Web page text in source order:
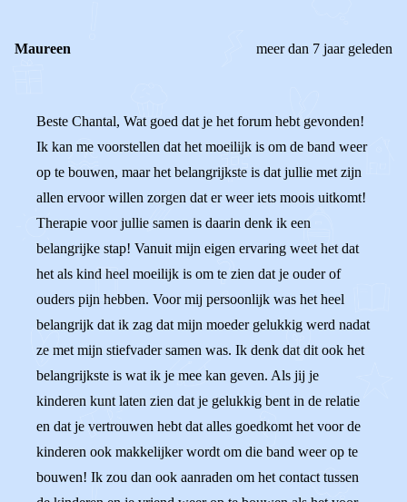
Maureen meer dan 7 jaar geleden
Beste Chantal, Wat goed dat je het forum hebt gevonden!
Ik kan me voorstellen dat het moeilijk is om de band weer
op te bouwen, maar het belangrijkste is dat jullie met zijn
allen ervoor willen zorgen dat er weer iets moois uitkomt!
Therapie voor jullie samen is daarin denk ik een
belangrijke stap! Vanuit mijn eigen ervaring weet het dat
het als kind heel moeilijk is om te zien dat je ouder of
ouders pijn hebben. Voor mij persoonlijk was het heel
belangrijk dat ik zag dat mijn moeder gelukkig werd nadat
ze met mijn stiefvader samen was. Ik denk dat dit ook het
belangrijkste is wat ik je mee kan geven. Als jij je
kinderen kunt laten zien dat je gelukkig bent in de relatie
en dat je vertrouwen hebt dat alles goedkomt het voor de
kinderen ook makkelijker wordt om die band weer op te
bouwen! Ik zou dan ook aanraden om het contact tussen